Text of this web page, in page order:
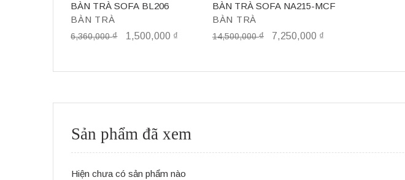
BÀN TRÀ
BÀN TRÀ SOFA BL206
6,360,000₫ 1,500,000 ₫
BÀN TRÀ
BÀN TRÀ SOFA NA215-MCF
14,500,000₫ 7,250,000 ₫
Sản phẩm đã xem
Hiện chưa có sản phẩm nào